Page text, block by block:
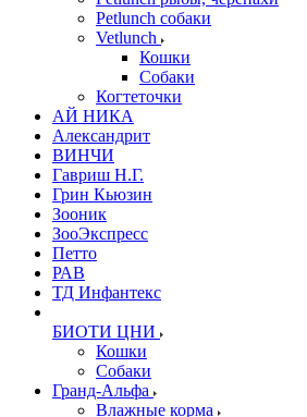
Petlunch собаки
Vetlunch
Кошки
Собаки
Когтеточки
АЙ НИКА
Александрит
ВИНЧИ
Гавриш Н.Г.
Грин Кьюзин
Зооник
ЗооЭкспресс
Петто
РАВ
ТД Инфантекс
БИОТИ ЦНИ
Кошки
Собаки
Гранд-Альфа
Влажные корма